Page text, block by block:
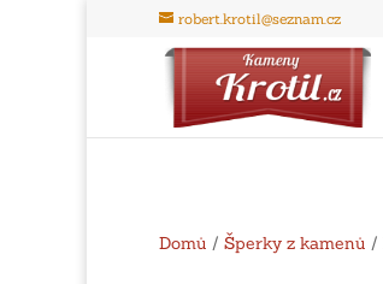
robert.krotil@seznam.cz
Domů / Šperky z kamenů /